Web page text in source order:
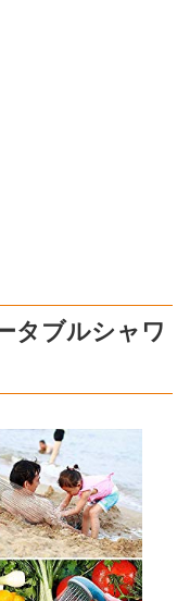
タブルシャワ